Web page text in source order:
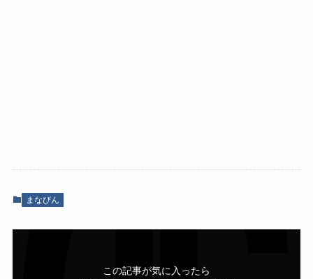
まなびん
この記事が気に入ったら